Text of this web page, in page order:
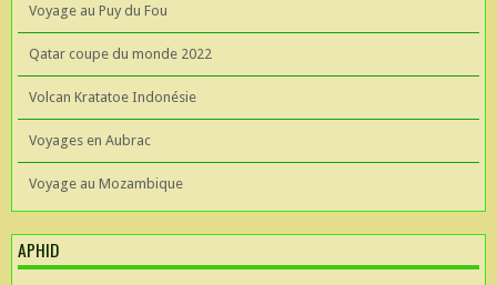
Voyage au Puy du Fou
Qatar coupe du monde 2022
Volcan Kratatoe Indonésie
Voyages en Aubrac
Voyage au Mozambique
APHID